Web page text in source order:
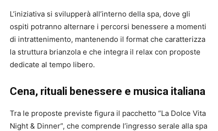
L’iniziativa si svilupperà all’interno della spa, dove gli
ospiti potranno alternare i percorsi benessere a momenti
di intrattenimento, mantenendo il format che caratterizza
la struttura brianzola e che integra il relax con proposte
dedicate al tempo libero.
Cena, rituali benessere e musica italiana
Tra le proposte previste figura il pacchetto “La Dolce Vita
Night & Dinner”, che comprende l’ingresso serale alla spa